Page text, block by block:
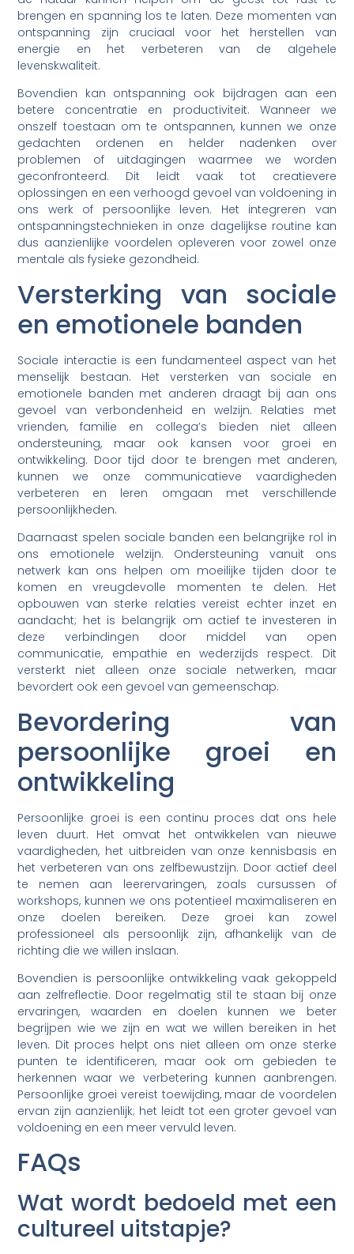
brengen en spanning los te laten. Deze momenten van
ontspanning zijn cruciaal voor het herstellen van
energie en het verbeteren van de algehele
levenskwaliteit.
Bovendien kan ontspanning ook bijdragen aan een
betere concentratie en productiviteit. Wanneer we
onszelf toestaan om te ontspannen, kunnen we onze
gedachten ordenen en helder nadenken over
problemen of uitdagingen waarmee we worden
geconfronteerd. Dit leidt vaak tot creatievere
oplossingen en een verhoogd gevoel van voldoening in
ons werk of persoonlijke leven. Het integreren van
ontspanningstechnieken in onze dagelijkse routine kan
dus aanzienlijke voordelen opleveren voor zowel onze
mentale als fysieke gezondheid.
Versterking van sociale
en emotionele banden
Sociale interactie is een fundamenteel aspect van het
menselijk bestaan. Het versterken van sociale en
emotionele banden met anderen draagt bij aan ons
gevoel van verbondenheid en welzijn. Relaties met
vrienden, familie en collega’s bieden niet alleen
ondersteuning, maar ook kansen voor groei en
ontwikkeling. Door tijd door te brengen met anderen,
kunnen we onze communicatieve vaardigheden
verbeteren en leren omgaan met verschillende
persoonlijkheden.
Daarnaast spelen sociale banden een belangrijke rol in
ons emotionele welzijn. Ondersteuning vanuit ons
netwerk kan ons helpen om moeilijke tijden door te
komen en vreugdevolle momenten te delen. Het
opbouwen van sterke relaties vereist echter inzet en
aandacht; het is belangrijk om actief te investeren in
deze verbindingen door middel van open
communicatie, empathie en wederzijds respect. Dit
versterkt niet alleen onze sociale netwerken, maar
bevordert ook een gevoel van gemeenschap.
Bevordering van
persoonlijke groei en
ontwikkeling
Persoonlijke groei is een continu proces dat ons hele
leven duurt. Het omvat het ontwikkelen van nieuwe
vaardigheden, het uitbreiden van onze kennisbasis en
het verbeteren van ons zelfbewustzijn. Door actief deel
te nemen aan leerervaringen, zoals cursussen of
workshops, kunnen we ons potentieel maximaliseren en
onze doelen bereiken. Deze groei kan zowel
professioneel als persoonlijk zijn, afhankelijk van de
richting die we willen inslaan.
Bovendien is persoonlijke ontwikkeling vaak gekoppeld
aan zelfreflectie. Door regelmatig stil te staan bij onze
ervaringen, waarden en doelen kunnen we beter
begrijpen wie we zijn en wat we willen bereiken in het
leven. Dit proces helpt ons niet alleen om onze sterke
punten te identificeren, maar ook om gebieden te
herkennen waar we verbetering kunnen aanbrengen.
Persoonlijke groei vereist toewijding, maar de voordelen
ervan zijn aanzienlijk; het leidt tot een groter gevoel van
voldoening en een meer vervuld leven.
FAQs
Wat wordt bedoeld met een
cultureel uitstapje?